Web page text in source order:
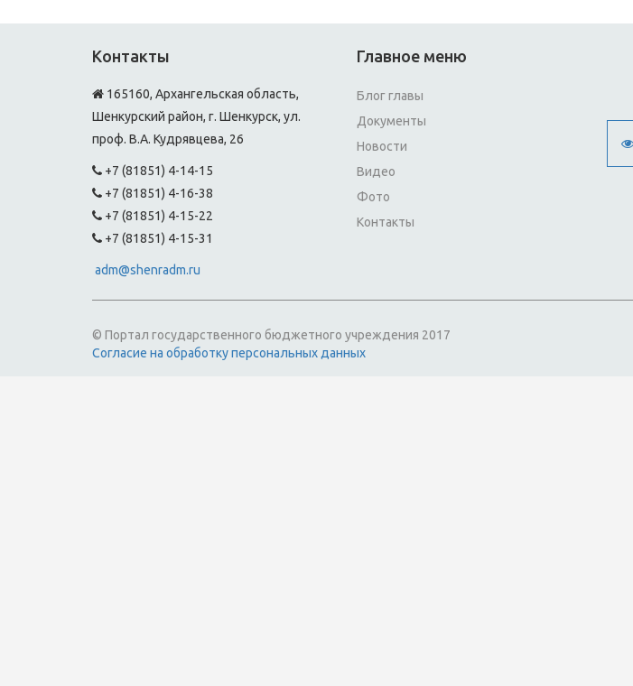
Контакты
165160, Архангельская область,
Шенкурский район, г. Шенкурск, ул.
проф. В.А. Кудрявцева, 26
+7 (81851) 4-14-15
+7 (81851) 4-16-38
+7 (81851) 4-15-22
+7 (81851) 4-15-31
adm@shenradm.ru
Главное меню
Блог главы
Документы
Новости
Видео
Фото
Контакты
© Портал государственного бюджетного учреждения 2017
Согласие на обработку персональных данных